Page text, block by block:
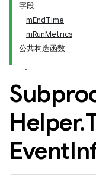
字段
mEndTime
mRunMetrics
公共构造函数
Helper.
Event